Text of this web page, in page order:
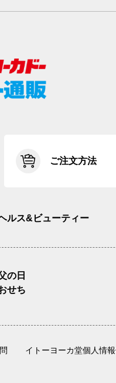
ご注文方法
ルス&ビューティー
の日
せち
イトーヨーカ堂個人情